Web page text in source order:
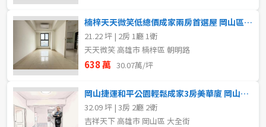
楠梓天天微笑低總價成家兩房首選屋 岡山區買賣房
21.22 坪 | 2房 1廳 1衛
天天微笑 高雄市 楠梓區 朝明路
638 萬 30.07萬/坪
岡山捷運和平公園輕鬆成家3房美華廈 岡山區買賣房
32.09 坪 | 3房 2廳 2衛
吉祥天下 高雄市 岡山區 大全街